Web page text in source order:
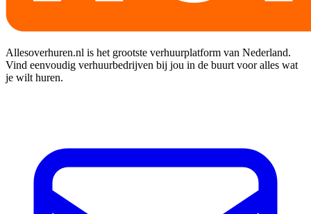
Allesoverhuren.nl is het grootste verhuurplatform van Nederland.
Vind eenvoudig verhuurbedrijven bij jou in de buurt voor alles wat
je wilt huren.